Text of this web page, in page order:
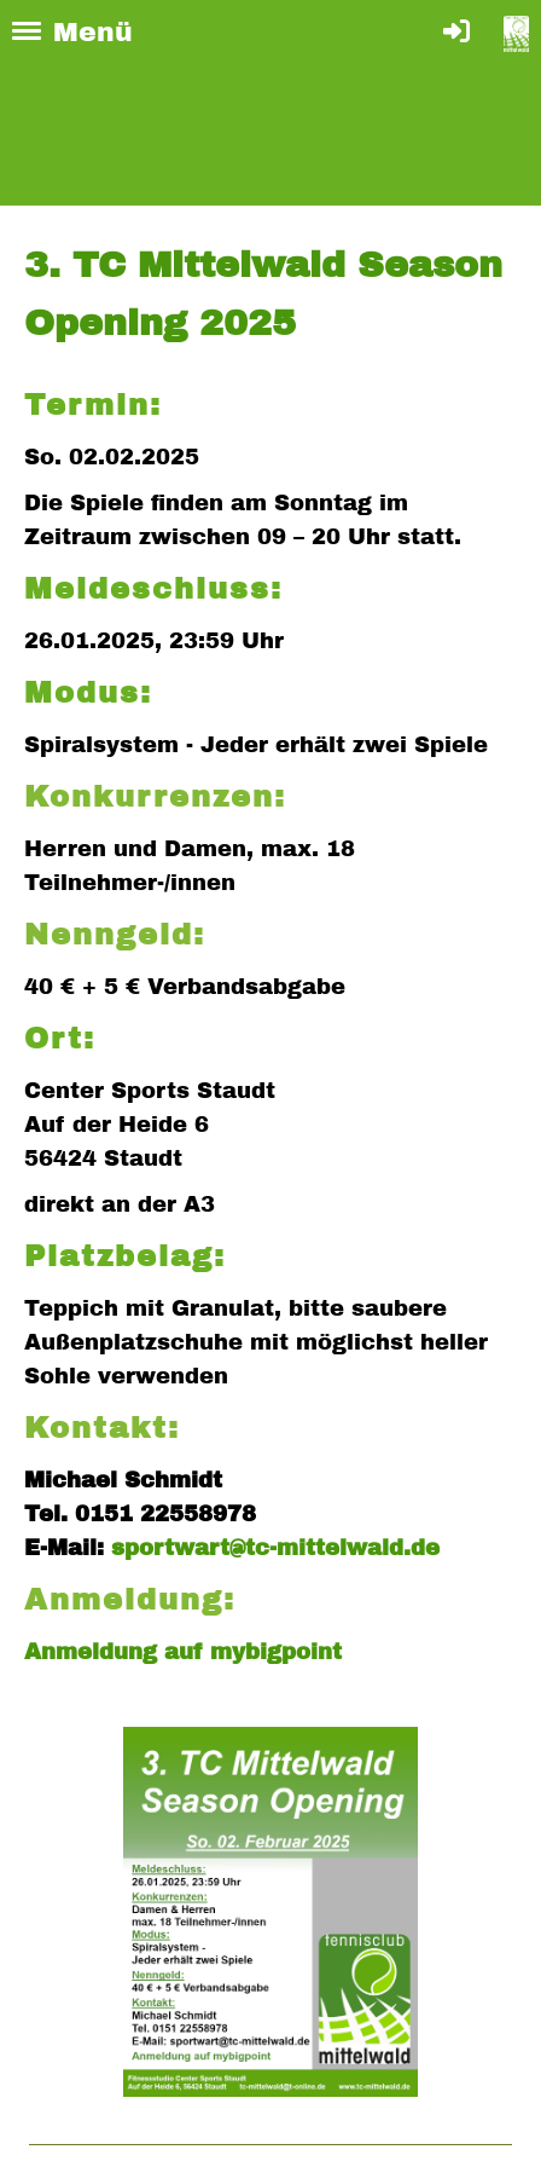
Menü
3. TC Mittelwald Season
Opening 2025
Termin:
So. 02.02.2025
Die Spiele finden am Sonntag im
Zeitraum zwischen 09 – 20 Uhr statt.
Meldeschluss:
26.01.2025, 23:59 Uhr
Modus:
Spiralsystem - Jeder erhält zwei Spiele
Konkurrenzen:
Herren und Damen, max. 18
Teilnehmer-/innen
Nenngeld:
40 € + 5 € Verbandsabgabe
Ort:
Center Sports Staudt
Auf der Heide 6
56424 Staudt
direkt an der A3
Platzbelag:
Teppich mit Granulat, bitte saubere
Außenplatzschuhe mit möglichst heller
Sohle verwenden
Kontakt:
Michael Schmidt
Tel. 0151 22558978
E-Mail: sportwart@tc-mittelwald.de
Anmeldung:
Anmeldung auf mybigpoint